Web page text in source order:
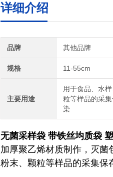
详细介绍
品牌 其他品牌
规格 11-55cm
主要用途
用于食品、水
粒等样品的采
染
无菌采样袋 带铁丝均质袋
加厚聚乙烯材质制作，灭菌
粉末、颗粒等样品的采集保